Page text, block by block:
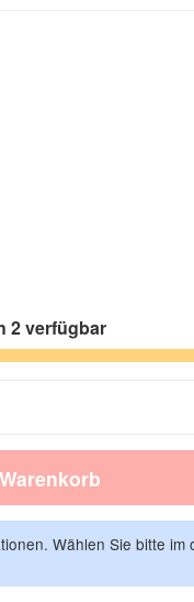
2 verfügbar
Wählen Sie bitte im